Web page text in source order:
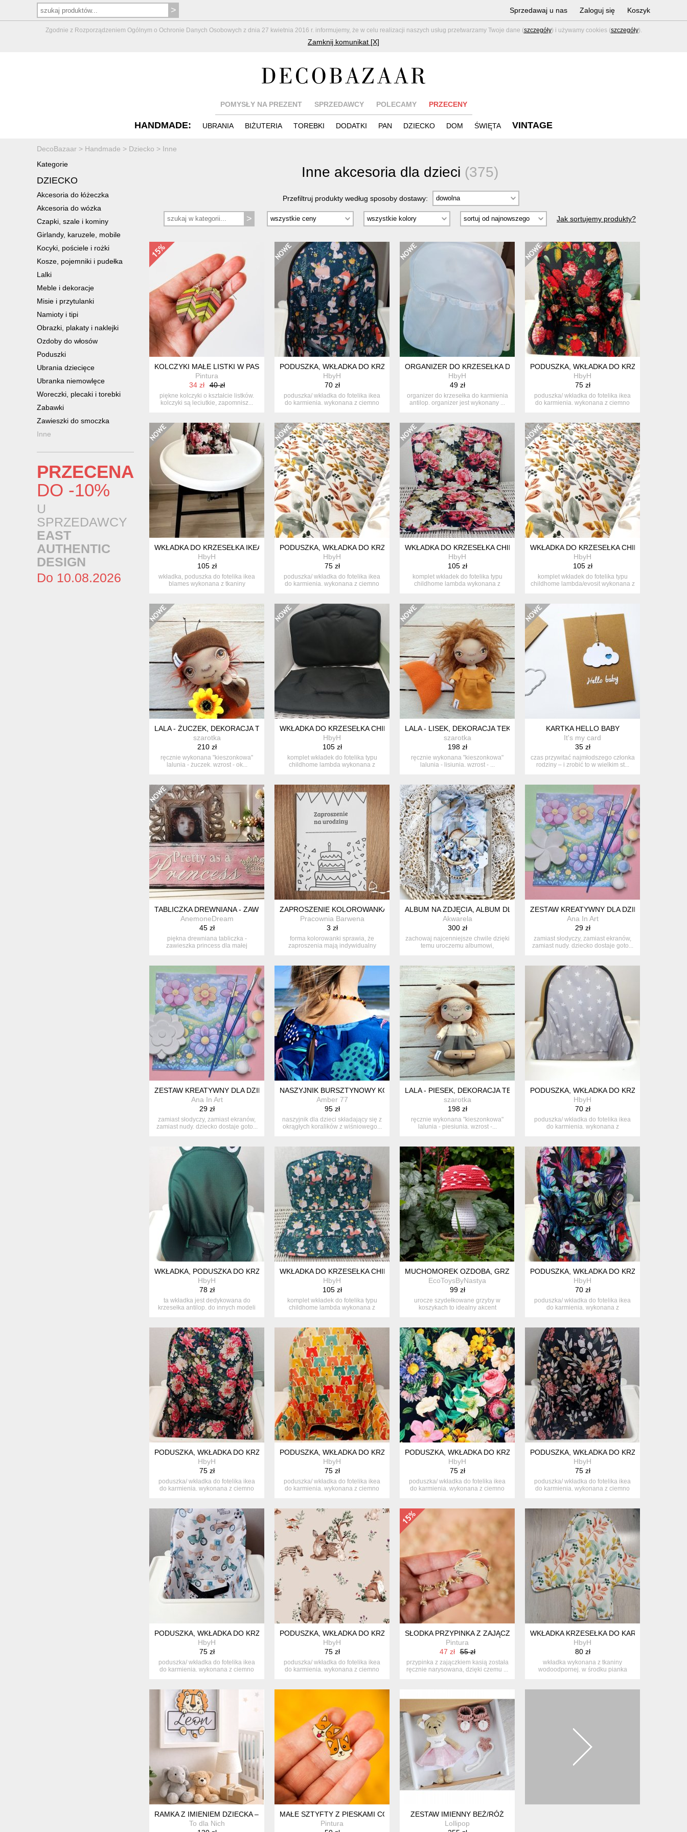
Zgodnie z Rozporządzeniem Ogólnym o Ochronie Danych Osobowych z dnia 27 kwietnia 2016 r. informujemy, że w celu realizacji naszych usług przetwarzamy Twoje dane (szczegóły) i używamy cookies (szczegóły).
Zamknij komunikat [X]
Sprzedawaj u nas Zaloguj się Koszyk
POMYSŁY NA PREZENT SPRZEDAWCY POLECAMY PRZECENY
HANDMADE: UBRANIA BIŻUTERIA TOREBKI DODATKI PAN DZIECKO DOM ŚWIĘTA VINTAGE
DecoBazaar > Handmade > Dziecko > Inne
Kategorie
DZIECKO
Akcesoria do łóżeczka
Akcesoria do wózka
Czapki, szale i kominy
Girlandy, karuzele, mobile
Kocyki, pościele i rożki
Kosze, pojemniki i pudełka
Lalki
Meble i dekoracje
Misie i przytulanki
Namioty i tipi
Obrazki, plakaty i naklejki
Ozdoby do włosów
Poduszki
Ubrania dziecięce
Ubranka niemowlęce
Woreczki, plecaki i torebki
Zabawki
Zawieszki do smoczka
Inne
PRZECENA
DO -10%
U
SPRZEDAWCY
EAST
AUTHENTIC
DESIGN
Do 10.08.2026
Inne akcesoria dla dzieci (375)
Przefiltruj produkty według sposoby dostawy:
Jak sortujemy produkty?
KOLCZYKI MAŁE LISTKI W PASTELOWYCH KOLORACH KARAIBY
Pintura
34 zł
40 zł
piękne kolczyki o kształcie listków.
kolczyki są leciutkie, zapomnisz...
PODUSZKA, WKŁADKA DO KRZESEŁKA IKEA-ANTILOP/ZWIERZĄTKA
HbyH
70 zł
poduszka/ wkładka do fotelika ikea
do karmienia. wykonana z ciemno
ORGANIZER DO KRZESEŁKA DO KARMIENIA ANTILOP-BIAŁY
HbyH
49 zł
organizer do krzesełka do karmienia
antilop. organizer jest wykonany ...
PODUSZKA, WKŁADKA DO KRZESEŁKA
HbyH
75 zł
poduszka/ wkładka do fotelika ikea
do karmienia. wykonana z ciemno
WKŁADKA DO KRZESEŁKA IKEA BLAMES
HbyH
105 zł
wkładka, poduszka do fotelika ikea
blames wykonana z tkaniny
PODUSZKA, WKŁADKA DO KRZESEŁKA IKEA-ANTILOP
HbyH
75 zł
poduszka/ wkładka do fotelika ikea
do karmienia. wykonana z ciemno
WKŁADKA DO KRZESEŁKA CHILDHOME LAMBDA,EVOSIT-PEONIE
HbyH
105 zł
komplet wkładek do fotelika typu
childhome lambda wykonana z
WKŁADKA DO KRZESEŁKA CHILDHOME
HbyH
105 zł
komplet wkładek do fotelika typu
childhome lambda/evosit wykonana z
LALA - ŻUCZEK, DEKORACJA TEKSTYLNA, OOAK, POCKET DOLL
szarotka
210 zł
ręcznie wykonana "kieszonkowa"
lalunia - żuczek. wzrost - ok...
WKŁADKA DO KRZESEŁKA CHILDHOME LAMBDA,CZARNY
HbyH
105 zł
komplet wkładek do fotelika typu
childhome lambda wykonana z
LALA - LISEK, DEKORACJA TEKSTYLNA, OOAK, POCKET DOLL
szarotka
198 zł
ręcznie wykonana "kieszonkowa"
lalunia - lisiunia. wzrost - ...
KARTKA HELLO BABY
It's my card
35 zł
czas przywitać najmłodszego członka
rodziny – i zrobić to w wielkim st...
TABLICZKA DREWNIANA - ZAWIESZKA - PRINCESS
AnemoneDream
45 zł
piękna drewniana tabliczka -
zawieszka princess dla małej
ZAPROSZENIE KOLOROWANKA 2
Pracownia Barwena
3 zł
forma kolorowanki sprawia, że
zaproszenia mają indywidualny
ALBUM NA ZDJĘCIA, ALBUM DLA CHŁOPCA
Akwarela
300 zł
zachowaj najcenniejsze chwile dzięki
temu uroczemu albumowi,
ZESTAW KREATYWNY DLA DZIECI ZAMIAST
Ana In Art
29 zł
zamiast słodyczy, zamiast ekranów,
zamiast nudy. dziecko dostaje goto...
ZESTAW KREATYWNY DLA DZIECI ZAMIAST EKRANÓW I SŁODYCZY - PREZENT DO MALOWANIA (DIY) SERIA KWIATY
Ana In Art
29 zł
zamiast słodyczy, zamiast ekranów,
zamiast nudy. dziecko dostaje goto...
NASZYJNIK BURSZTYNOWY KOLOROWY DLA DZIECI
Amber 77
95 zł
naszyjnik dla dzieci składający się z
okrągłych koralików z wiśniowego...
LALA - PIESEK, DEKORACJA TEKSTYLNA, OOAK, POCKET DOLL
szarotka
198 zł
ręcznie wykonana "kieszonkowa"
lalunia - piesiunia. wzrost -...
PODUSZKA, WKŁADKA DO KRZESEŁKA
HbyH
70 zł
poduszka/ wkładka do fotelika ikea
do karmienia. wykonana z
WKŁADKA, PODUSZKA DO KRZESEŁKA ANTILOP IKEA- ŻABKA
HbyH
78 zł
ta wkładka jest dedykowana do
krzesełka antilop. do innych modeli
WKŁADKA DO KRZESEŁKA CHILDHOME LAMBDA,EVOSIT -ZWIERZĄTKA
HbyH
105 zł
komplet wkładek do fotelika typu
childhome lambda wykonana z
MUCHOMOREK OZDOBA, GRZYB SZYDEŁKOWY, DEKORACJA GRZYBEK
EcoToysByNastya
99 zł
urocze szydełkowane grzyby w
koszykach to idealny akcent
PODUSZKA, WKŁADKA DO KRZESEŁKA IKEA-
HbyH
70 zł
poduszka/ wkładka do fotelika ikea
do karmienia. wykonana z
PODUSZKA, WKŁADKA DO KRZESEŁKA IKEA-ANTILOP
HbyH
75 zł
poduszka/ wkładka do fotelika ikea
do karmienia. wykonana z ciemno
PODUSZKA, WKŁADKA DO KRZESEŁKA IKEA-ANTILOP, MISIE
HbyH
75 zł
poduszka/ wkładka do fotelika ikea
do karmienia. wykonana z ciemno
PODUSZKA, WKŁADKA DO KRZESEŁKA IKEA-ANTILOP-KWIATY NA CZARNYM
HbyH
75 zł
poduszka/ wkładka do fotelika ikea
do karmienia. wykonana z ciemno
PODUSZKA, WKŁADKA DO KRZESEŁKA IKEA-
HbyH
75 zł
poduszka/ wkładka do fotelika ikea
do karmienia. wykonana z ciemno
PODUSZKA, WKŁADKA DO KRZESEŁKA IKEA-ANTILOP-AUTA, SKUTERY
HbyH
75 zł
poduszka/ wkładka do fotelika ikea
do karmienia. wykonana z ciemno
PODUSZKA, WKŁADKA DO KRZESEŁKA IKEA-ANTILOP
HbyH
75 zł
poduszka/ wkładka do fotelika ikea
do karmienia. wykonana z ciemno
SŁODKA PRZYPINKA Z ZAJĄCZKIEM KASIĄ
Pintura
47 zł
55 zł
przypinka z zajączkiem kasią została
ręcznie narysowana, dzięki czemu ...
WKŁADKA KRZESEŁKA DO KARMIENIA
HbyH
80 zł
wkładka wykonana z tkaniny
wodoodpornej. w środku pianka
RAMKA Z IMIENIEM DZIECKA – LEW PERSONALIZOWANA DEKORACJA DO POKOJU DZIECKA
To dla Nich
MAŁE SZTYFTY Z PIESKAMI CORGI
Pintura
ZESTAW IMIENNY BEŻ/RÓŻ
Lollipop